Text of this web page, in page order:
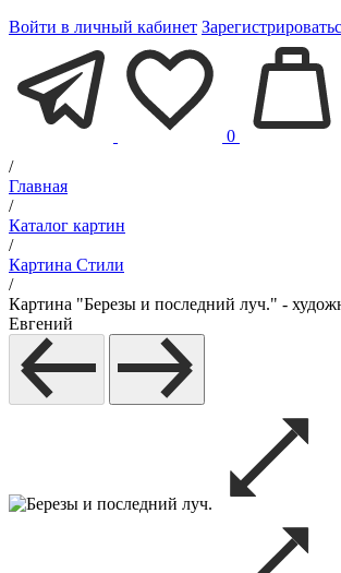
Войти в личный кабинет
0
/
Главная
/
Каталог картин
/
Картина Стили
/
Картина "Березы и последний луч." -
Евгений